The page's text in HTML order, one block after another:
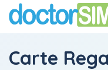
Carte